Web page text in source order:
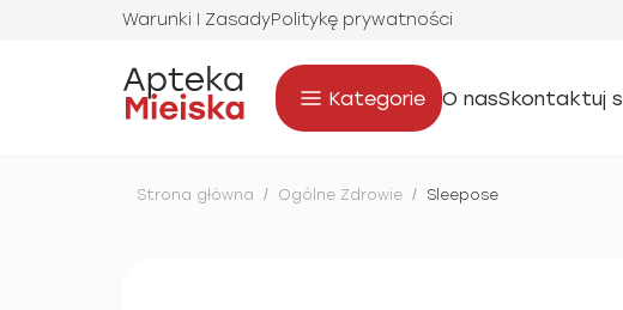
Warunki I ZasadyPolitykę prywatności
Kategorie O nasSkontaktuj
Strona główna / Ogólne Zdrowie / Sleepose